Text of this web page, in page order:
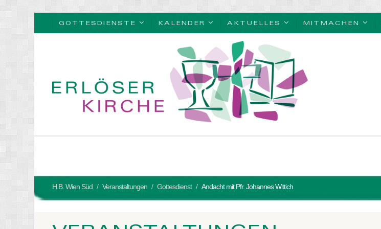
GOTTESDIENSTE KALENDER AKTUELLES MITMACHEN
H.B. Wien Süd Veranstaltungen Gottesdienst Andacht mit Pfr. Johannes Wittich